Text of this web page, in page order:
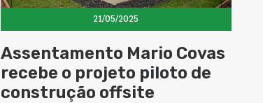
21/05/2025
Assentamento Mario Covas
recebe o projeto piloto de
construção offsite